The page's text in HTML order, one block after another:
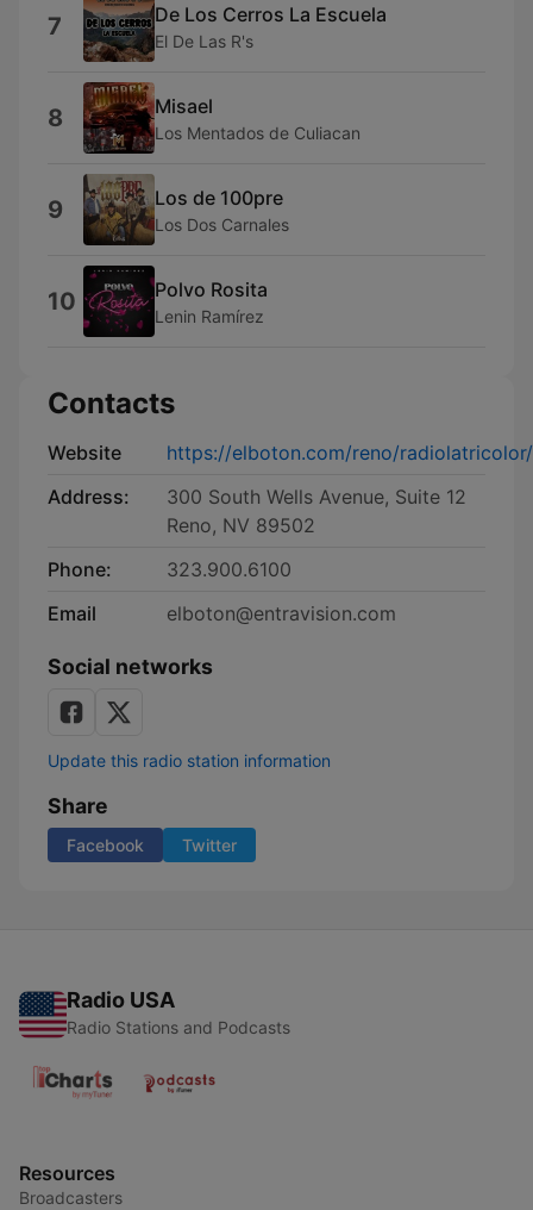
7 De Los Cerros La Escuela
El De Las R's
8 Misael
Los Mentados de Culiacan
9 Los de 100pre
Los Dos Carnales
10 Polvo Rosita
Lenin Ramírez
Contacts
Website
https://elboton.com/reno/radiolatricolor/
Address:
300 South Wells Avenue, Suite 12
Reno, NV 89502
Phone:
323.900.6100
Email
elboton@entravision.com
Social networks
Update this radio station information
Share
Facebook Twitter
Radio USA
Radio Stations and Podcasts
Resources
Broadcasters